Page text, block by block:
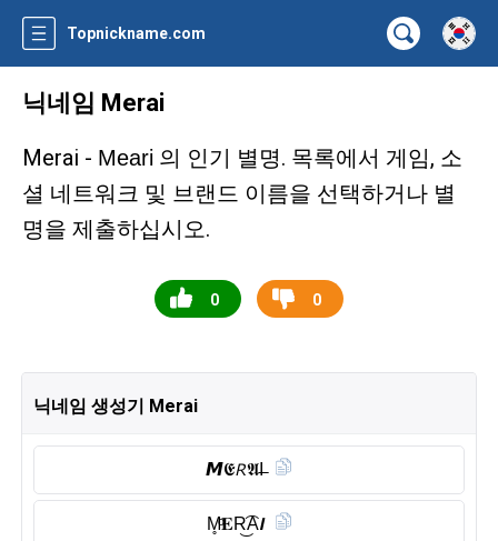
Topnickname.com
닉네임 Merai
Merai - Meari 의 인기 별명. 목록에서 게임, 소
셜 네트워크 및 브랜드 이름을 선택하거나 별
명을 제출하십시오.
0 0
닉네임 생성기 Merai
𝙈𝕰𝘙𝕬I̶
M̥ͦ𝐄R͜͡A𝙄